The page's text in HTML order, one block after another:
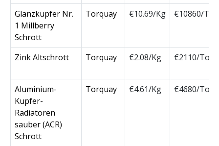
Glanzkupfer Nr.
1 Millberry
Schrott
Torquay €10.69/Kg €10860/Ton
Zink Altschrott Torquay €2.08/Kg €2110/Ton
Aluminium-
Kupfer-
Radiatoren
sauber (ACR)
Schrott
Torquay €4.61/Kg €4680/Ton